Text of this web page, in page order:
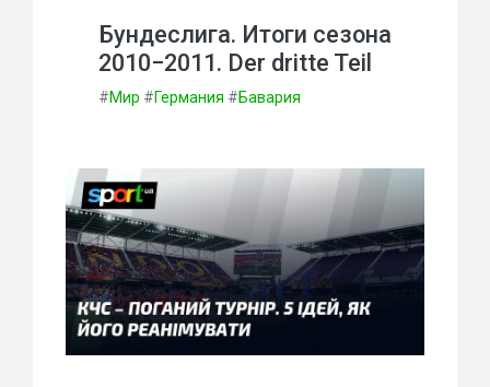
Бундеслига. Итоги сезона
2010−2011. Der dritte Teil
#Мир #Германия #Бавария